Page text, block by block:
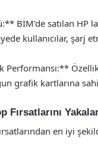
BİM’de satılan HP
kullanıcılar, şarj
Performansı:**
grafik kartlarına
Fırsatlarını
en iyi